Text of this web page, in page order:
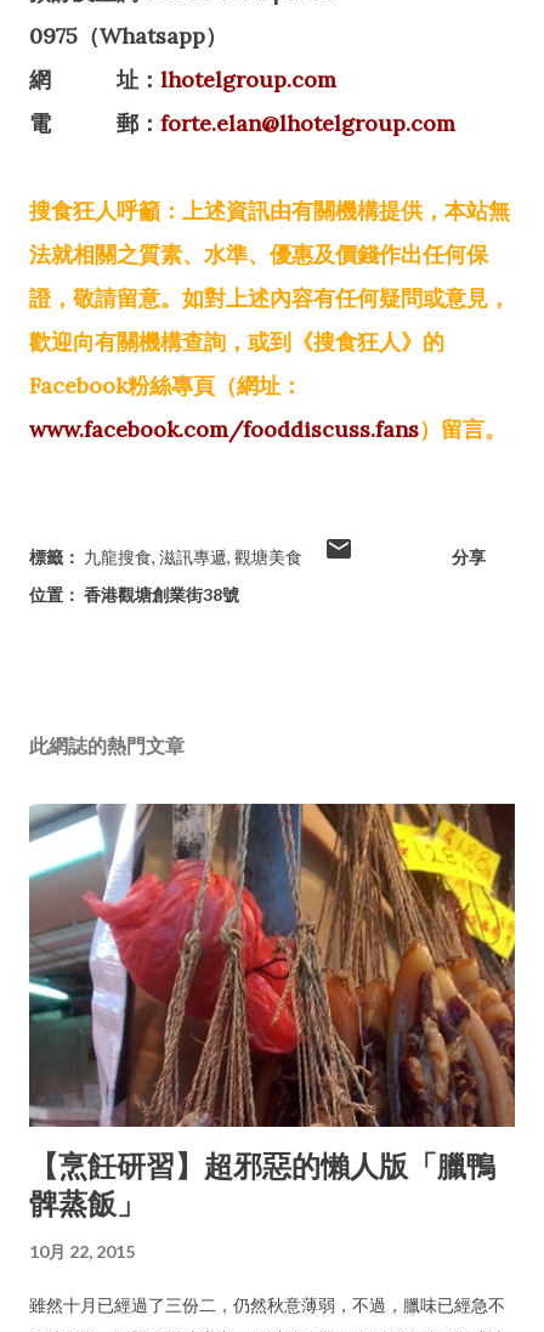
0975（Whatsapp）
網 址： lhotelgroup.com
電 郵： forte.elan@lhotelgroup.com
搜食狂人呼籲：上述資訊由有關機構提供，本站無
法就相關之質素、水準、優惠及價錢作出任何保
證，敬請留意。如對上述內容有任何疑問或意見，
歡迎向有關機構查詢，或到《搜食狂人》的
Facebook粉絲專頁（網址：
www.facebook.com/fooddiscuss.fans）留言。
標籤： 九龍搜食 滋訊專遞 觀塘美食
位置： 香港觀塘創業街38號
分享
此網誌的熱門文章
【烹飪研習】超邪惡的懶人版「臘鴨
髀蒸飯」
10月 22, 2015
雖然十月已經過了三份二，仍然秋意薄弱，不過，臘味已經急不